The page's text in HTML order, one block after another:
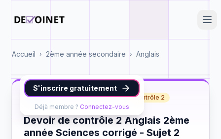
Accueil › 2ème année secondaire › Anglais
S'inscrire gratuitement
Déjà membre ? Connectez-vous
English 2ème année Sciences contrôle 2
Devoir de contrôle 2 Anglais 2ème
année Sciences corrigé - Sujet 2